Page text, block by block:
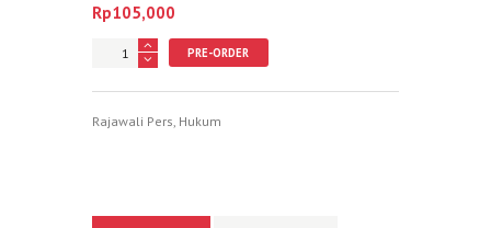
Rp105,000
Jumlah PRE-ORDER
Rajawali Pers, Hukum